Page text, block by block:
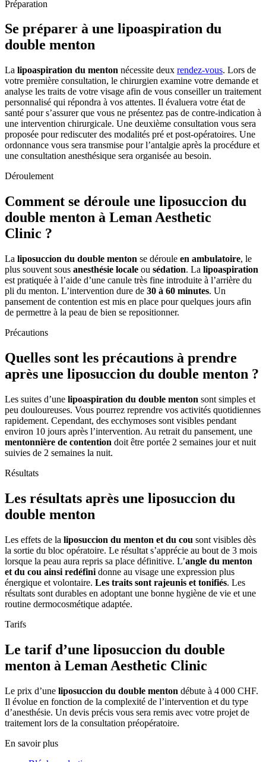
Préparation
Se préparer à une lipoaspiration du
double menton
La lipoaspiration du menton nécessite deux rendez-vous. Lors de
votre première consultation, le chirurgien examine votre demande et
analyse les traits de votre visage afin de vous conseiller un traitement
personnalisé qui répondra à vos attentes. Il évaluera votre état de
santé pour s’assurer que vous ne présentez pas de contre-indication à
une intervention chirurgicale. Une deuxième consultation vous sera
proposée pour rediscuter des modalités pré et post-opératoires. Une
ordonnance vous sera transmise pour l’antalgie après la procédure et
une consultation anesthésique sera organisée au besoin.
Déroulement
Comment se déroule une liposuccion du
double menton à Leman Aesthetic
Clinic ?
La liposuccion du double menton se déroule en ambulatoire, le
plus souvent sous anesthésie locale ou sédation. La lipoaspiration
est pratiquée à l’aide d’une canule très fine introduite à l’arrière du
pli du menton. L’intervention dure de 30 à 60 minutes. Un
pansement de contention est mis en place pour quelques jours afin
de permettre à la peau de bien se repositionner.
Précautions
Quelles sont les précautions à prendre
après une liposuccion du double menton ?
Les suites d’une lipoaspiration du double menton sont simples et
peu douloureuses. Vous pourrez reprendre vos activités quotidiennes
rapidement. Cependant, des ecchymoses sont visibles pendant
environ 10 jours après l’intervention. Au retrait du pansement, une
mentonnière de contention doit être portée 2 semaines jour et nuit
suivies de 2 semaines la nuit.
Résultats
Les résultats après une liposuccion du
double menton
Les effets de la liposuccion du menton et du cou sont visibles dès
la sortie du bloc opératoire. Le résultat s’apprécie au bout de 3 mois
lorsque la peau aura repris sa place définitive. L’angle du menton
et du cou ainsi redéfini donne au visage une expression plus
énergique et volontaire. Les traits sont rajeunis et tonifiés. Les
résultats sont durables en adoptant une bonne hygiène de vie et une
routine dermocosmétique adaptée.
Tarifs
Le tarif d’une liposuccion du double
menton à Leman Aesthetic Clinic
Le prix d’une liposuccion du double menton débute à 4 000 CHF.
Il évolue en fonction de la complexité de l’intervention et du type
d’anesthésie. Un devis précis vous sera remis avec votre projet de
traitement lors de la consultation préopératoire.
En savoir plus